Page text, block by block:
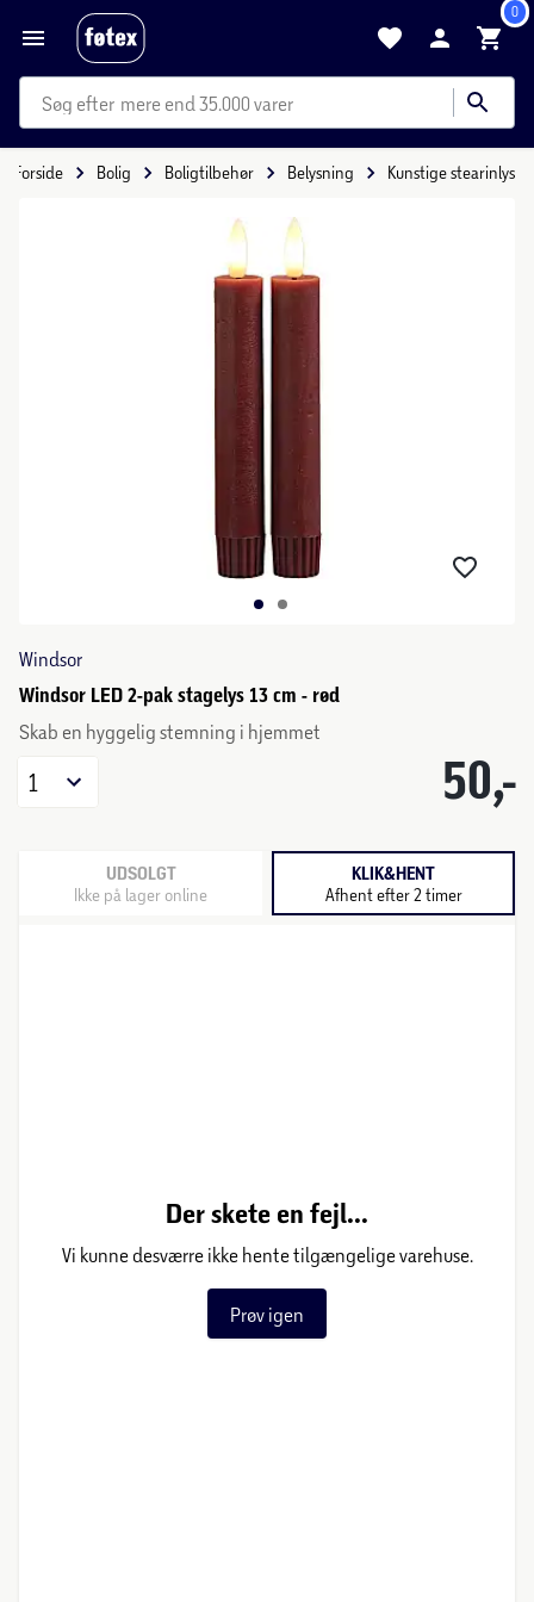
0
mere end 35.000 varer
Forside Bolig Boligtilbehør Belysning Kunstige stearinlys
Windsor
Windsor LED 2-pak stagelys 13 cm - rød
Skab en hyggelig stemning i hjemmet
50,-
1
UDSOLGT
Ikke på lager online
KLIK&HENT
Afhent efter 2 timer
Der skete en fejl...
Vi kunne desværre ikke hente tilgængelige varehuse.
Prøv igen